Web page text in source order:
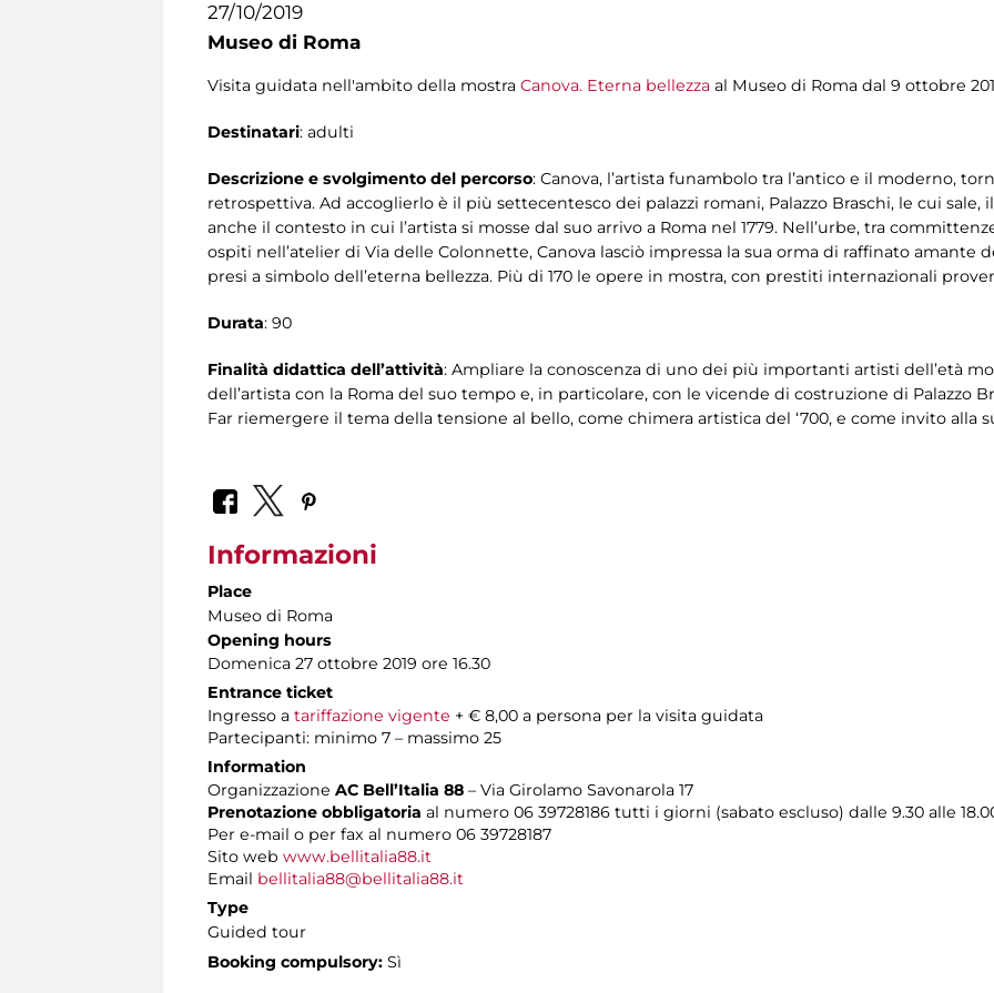
27/10/2019
Museo di Roma
Visita guidata nell'ambito della mostra Canova. Eterna bellezza al Museo di Roma dal 9 ottobre
Destinatari: adulti
Descrizione e svolgimento del percorso: Canova, l’artista funambolo tra l’antico e il moderno,
retrospettiva. Ad accoglierlo è il più settecentesco dei palazzi romani, Palazzo Braschi, le cui
anche il contesto in cui l’artista si mosse dal suo arrivo a Roma nel 1779. Nell’urbe, tra
ospiti nell’atelier di Via delle Colonnette, Canova lasciò impressa la sua orma di raffinato amante
presi a simbolo dell’eterna bellezza. Più di 170 le opere in mostra, con prestiti internazionali
Durata: 90
Finalità didattica dell’attività: Ampliare la conoscenza di uno dei più importanti artisti dell’età
dell’artista con la Roma del suo tempo e, in particolare, con le vicende di costruzione di Palazzo
Far riemergere il tema della tensione al bello, come chimera artistica del ‘700, e come invito alla
Informazioni
Place
Museo di Roma
Opening hours
Domenica 27 ottobre 2019 ore 16.30
Entrance ticket
Ingresso a tariffazione vigente + € 8,00 a persona per la visita guidata
Partecipanti: minimo 7 – massimo 25
Information
Organizzazione AC Bell’Italia 88 – Via Girolamo Savonarola 17
Prenotazione obbligatoria al numero 06 39728186 tutti i giorni (sabato escluso) dalle 9.30 alle
Per e-mail o per fax al numero 06 39728187
Sito web www.bellitalia88.it
Email bellitalia88@bellitalia88.it
Type
Guided tour
Booking compulsory: Sì